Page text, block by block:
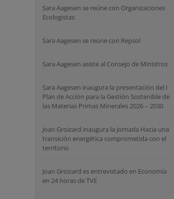
Sara Aagesen se reúne con Organizaciones
Ecologistas
Sara Aagesen se reúne con Repsol
Sara Aagesen asiste al Consejo de Ministros
Sara Aagesen inaugura la presentación del I
Plan de Acción para la Gestión Sostenible de
las Materias Primas Minerales 2026 – 2030
Joan Groizard inaugura la Jornada Hacia una
transición energética comprometida con el
territorio
Joan Groizard es entrevistado en Economía
en 24 horas de TVE